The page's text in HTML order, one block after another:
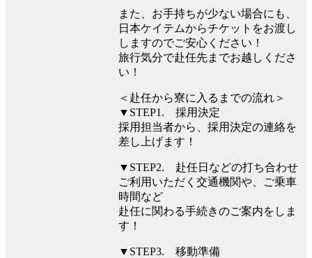
また、お手持ちが少ない場合にも、
日本ケイテムからチケットをお渡し
しますのでご安心ください！
旅行気分で赴任先までお越しくださ
い！
＜赴任から寮に入るまでの流れ＞
▼STEP1. 採用決定
採用担当者から、採用決定の連絡を
差し上げます！
▼STEP2. 赴任日などの打ち合わせ
ご利用いただく交通機関や、ご乗車
時間など
赴任に関わる手続きのご案内をしま
す！
▼STEP3. 移動準備